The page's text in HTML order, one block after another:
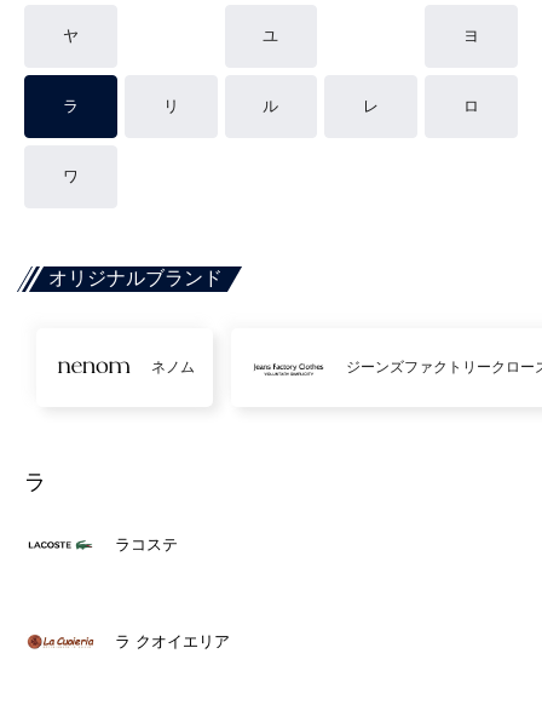
ヤ ユ ヨ
ラ リ ル レ ロ
ワ
オリジナルブランド
ネノム ジーンズファクトリークロー
ラ
ラコステ
ラ クオイエリア